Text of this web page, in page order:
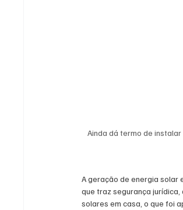
Ainda dá termo de
A geração de energia solar
que traz segurança
solares em casa, o que foi